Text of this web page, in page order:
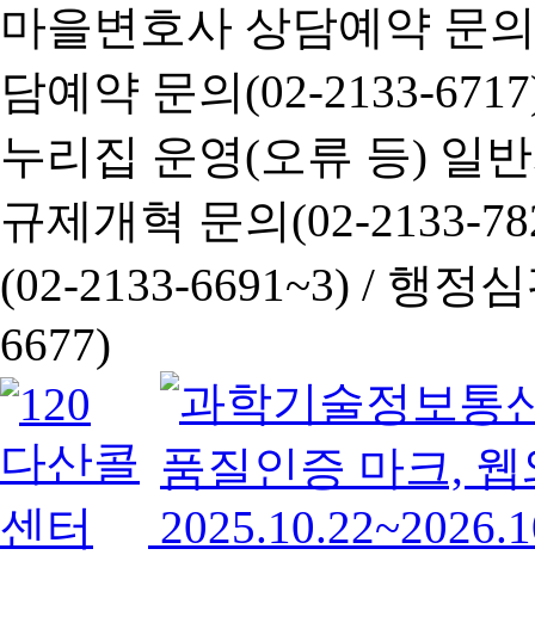
마을변호사 상담예약 문
담예약 문의(02-2133-
누리집 운영(오류 등) 일
규제개혁 문의(02-2133-
(02-2133-6691~3) / 행정심
6677)